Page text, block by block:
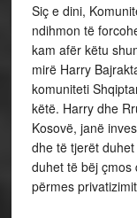
Siç e dini,
ndihmon të
kam afër këtu
mirë Harry
komuniteti
këtë. Harry dhe
Kosovë, janë
dhe të tjerët
duhet të bëj çmos
përmes